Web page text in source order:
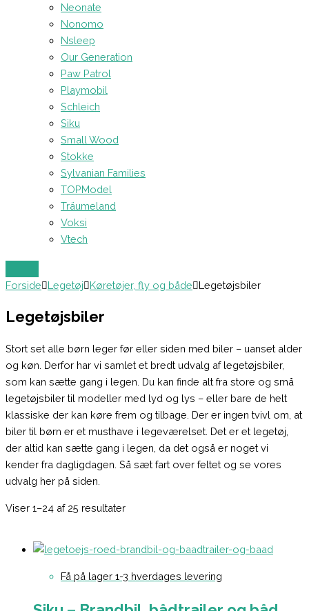
Neonate
Nonomo
Nsleep
Our Generation
Paw Patrol
Playmobil
Schleich
Siku
Small Wood
Stokke
Sylvanian Families
TOPModel
Träumeland
Voksi
Vtech
Forside Legetøj Køretøjer, fly og både Legetøjsbiler
Legetøjsbiler
Stort set alle børn leger før eller siden med biler – uanset alder
og køn. Derfor har vi samlet et bredt udvalg af legetøjsbiler,
som kan sætte gang i legen. Du kan finde alt fra store og små
legetøjsbiler til modeller med lyd og lys – eller bare de helt
klassiske der kan køre frem og tilbage. Der er ingen tvivl om, at
biler til børn er et musthave i legeværelset. Det er et legetøj,
der altid kan sætte gang i legen, da det også er noget vi
kender fra dagligdagen. Så sæt fart over feltet og se vores
udvalg her på siden.
Viser 1–24 af 25 resultater
Få på lager 1-3 hverdages levering